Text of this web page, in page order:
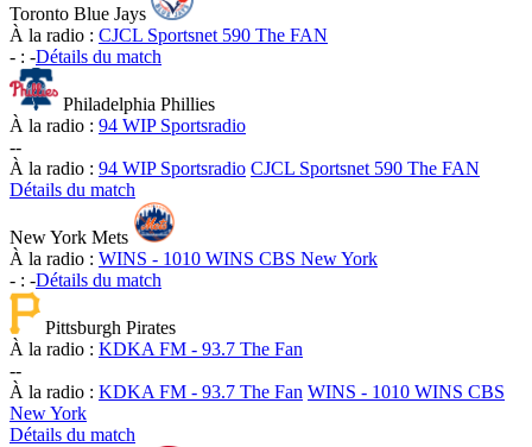
Toronto Blue Jays
À la radio : CJCL Sportsnet 590 The FAN
- : -Détails du match
Philadelphia Phillies
À la radio : 94 WIP Sportsradio
--
À la radio : 94 WIP Sportsradio CJCL Sportsnet 590 The FAN
Détails du match
New York Mets
À la radio : WINS - 1010 WINS CBS New York
- : -Détails du match
Pittsburgh Pirates
À la radio : KDKA FM - 93.7 The Fan
--
À la radio : KDKA FM - 93.7 The Fan WINS - 1010 WINS CBS
New York
Détails du match